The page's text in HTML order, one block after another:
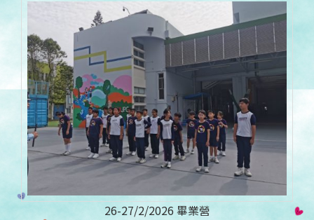
26-27/2/2026 畢業營